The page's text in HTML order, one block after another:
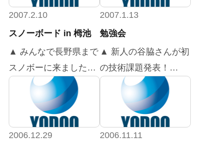
2007.2.10
スノーボード in 栂池
▲ みんなで長野県まで
スノボーに来ました！
▲ はい！ポーズ！
▲ バスの中でもワイワ
2007.1.13
勉強会
▲ 新人の谷脇さんが初
の技術課題発表！
▲ 見てる方も緊張して
きます。 ▲ 先輩たち
も一生懸命聞いてくれ
てます
2006.12.29
2006.11.11